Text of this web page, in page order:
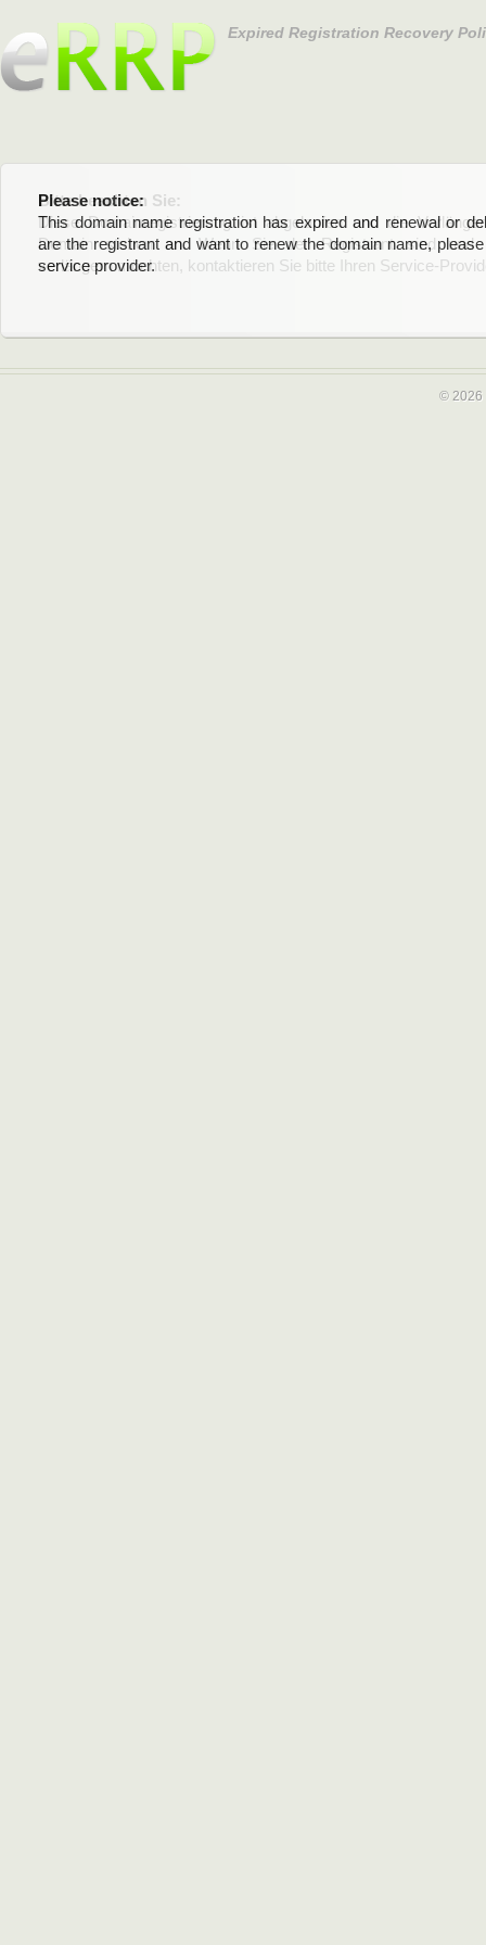
Expired Registration Recovery
Please notice:
This domain name registration has expired and renewal or
are the registrant and want to renew the domain name,
service provider.
Bitte beachten Sie:
Diese Domainregistrierung ist abgelaufen und die
Domain stehen an. Wenn Sie der Registrant sind und
verlängern möchten, kontaktieren Sie bitte Ihren Service-
© 2026